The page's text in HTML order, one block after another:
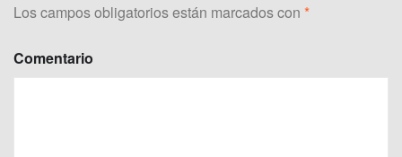
Los campos obligatorios están marcados con *
Comentario